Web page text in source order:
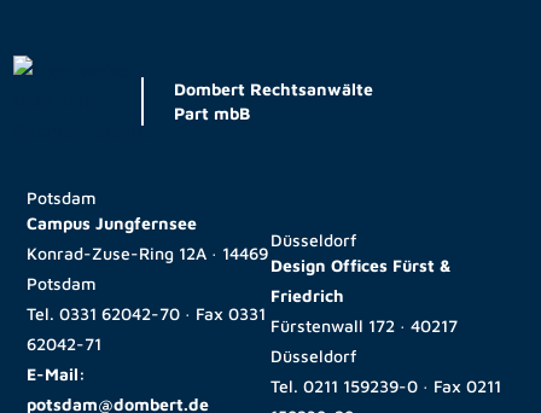
Dombert Rechtsanwälte
Part mbB
Potsdam
Campus Jungfernsee
Konrad-Zuse-Ring 12A · 14469
Potsdam
Tel.0331 62042-70 · Fax0331
62042-71
E-Mail:
potsdam@dombert.de
Düsseldorf
Design Offices Fürst &
Friedrich
Fürstenwall 172 · 40217
Düsseldorf
Tel. 0211 159239-0 · Fax 0211